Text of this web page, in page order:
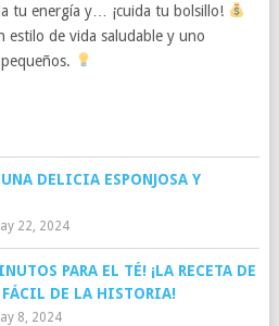
tu energía y… ¡cuida tu bolsillo!
estilo de vida saludable y uno
DELICIA ESPONJOSA Y
22, 2024
PARA EL TÉ! ¡LA RECETA DE
FÁCIL DE LA HISTORIA!
8, 2024